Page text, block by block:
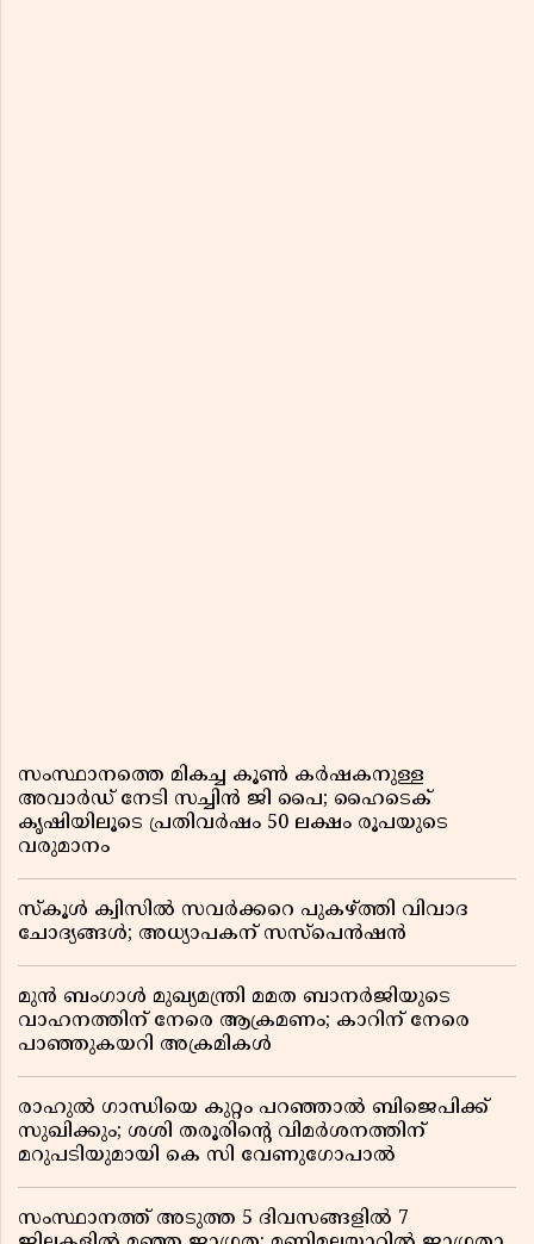
സംസ്ഥാനത്തെ മികച്ച കൂൺ കർഷകനുള്ള
അവാർഡ് നേടി സച്ചിൻ ജി പൈ; ഹൈടെക്
കൃഷിയിലൂടെ പ്രതിവർഷം 50 ലക്ഷം രൂപയുടെ
വരുമാനം
സ്കൂൾ ക്വിസിൽ സവർക്കറെ പുകഴ്ത്തി വിവാദ
ചോദ്യങ്ങൾ; അധ്യാപകന് സസ്പെൻഷൻ
മുൻ ബംഗാൾ മുഖ്യമന്ത്രി മമത ബാനർജിയുടെ
വാഹനത്തിന് നേരെ ആക്രമണം; കാറിന് നേരെ
പാഞ്ഞുകയറി അക്രമികൾ
രാഹുൽ ഗാന്ധിയെ കുറ്റം പറഞ്ഞാൽ ബിജെപിക്ക്
സുഖിക്കും; ശശി തരൂരിന്റെ വിമർശനത്തിന്
മറുപടിയുമായി കെ സി വേണുഗോപാൽ
സംസ്ഥാനത്ത് അടുത്ത 5 ദിവസങ്ങളിൽ 7